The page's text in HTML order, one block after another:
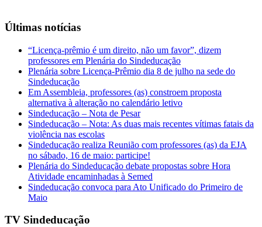
Últimas notícias
“Licença-prêmio é um direito, não um favor”, dizem
professores em Plenária do Sindeducação
Plenária sobre Licença-Prêmio dia 8 de julho na sede do
Sindeducação
Em Assembleia, professores (as) constroem proposta
alternativa à alteração no calendário letivo
Sindeducação – Nota de Pesar
Sindeducação – Nota: As duas mais recentes vítimas fatais da
violência nas escolas
Sindeducação realiza Reunião com professores (as) da EJA
no sábado, 16 de maio: participe!
Plenária do Sindeducação debate propostas sobre Hora
Atividade encaminhadas à Semed
Sindeducação convoca para Ato Unificado do Primeiro de
Maio
TV Sindeducação